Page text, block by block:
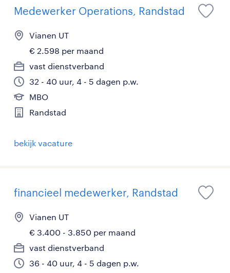
Medewerker Operations, Randstad
Vianen UT
€ 2.598 per maand
vast dienstverband
32 - 40 uur, 4 - 5 dagen p.w.
MBO
Randstad
bekijk vacature
financieel medewerker, Randstad
Vianen UT
€ 3.400 - 3.850 per maand
vast dienstverband
36 - 40 uur, 4 - 5 dagen p.w.